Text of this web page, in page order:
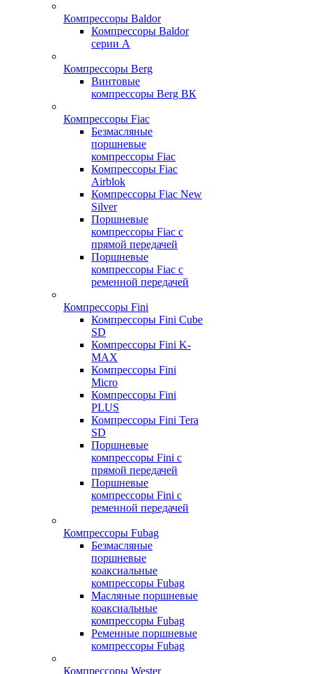
Компрессоры Baldor
Компрессоры Baldor
серии A
Компрессоры Berg
Винтовые
компрессоры Berg ВК
Компрессоры Fiac
Безмасляные
поршневые
компрессоры Fiac
Компрессоры Fiac
Airblok
Компрессоры Fiac New
Silver
Поршневые
компрессоры Fiac с
прямой передачей
Поршневые
компрессоры Fiac с
ременной передачей
Компрессоры Fini
Компрессоры Fini Cube
SD
Компрессоры Fini K-
MAX
Компрессоры Fini
Micro
Компрессоры Fini
PLUS
Компрессоры Fini Tera
SD
Поршневые
компрессоры Fini с
прямой передачей
Поршневые
компрессоры Fini с
ременной передачей
Компрессоры Fubag
Безмасляные
поршневые
коаксиальные
компрессоры Fubag
Масляные поршневые
коаксиальные
компрессоры Fubag
Ременные поршневые
компрессоры Fubag
Компрессоры Wester